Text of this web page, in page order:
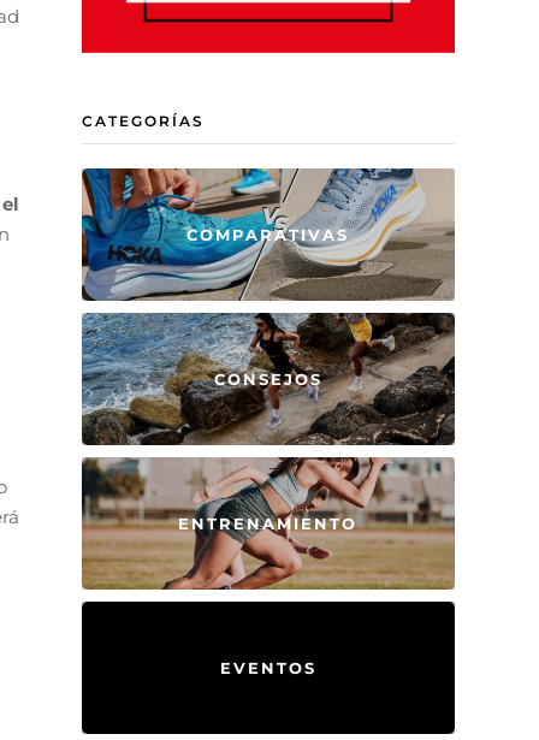
CATEGORÍAS
COMPARATIVAS
CONSEJOS
ENTRENAMIENTO
EVENTOS